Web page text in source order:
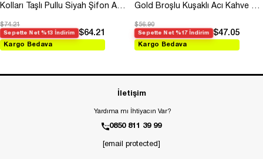
Kolları Taşlı Pullu Siyah Şifon Abiye
$74.21
Sepette Net %13 İndirim $64.21
Kargo Bedava
Gold Broşlu Kuşaklı Acı Kahve Modal Elbise
$56.90
Sepette Net %17 İndirim $47.05
Kargo Bedava
İletişim
Yardıma mı İhtiyacın Var?
0850 811 39 99
[email protected]